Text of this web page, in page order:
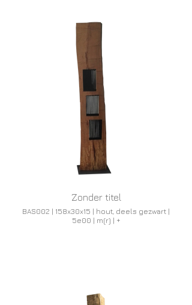
Zonder titel
BAS002 | 158x30x15 | hout, deels gezwart |
5e00 | m(r) | +